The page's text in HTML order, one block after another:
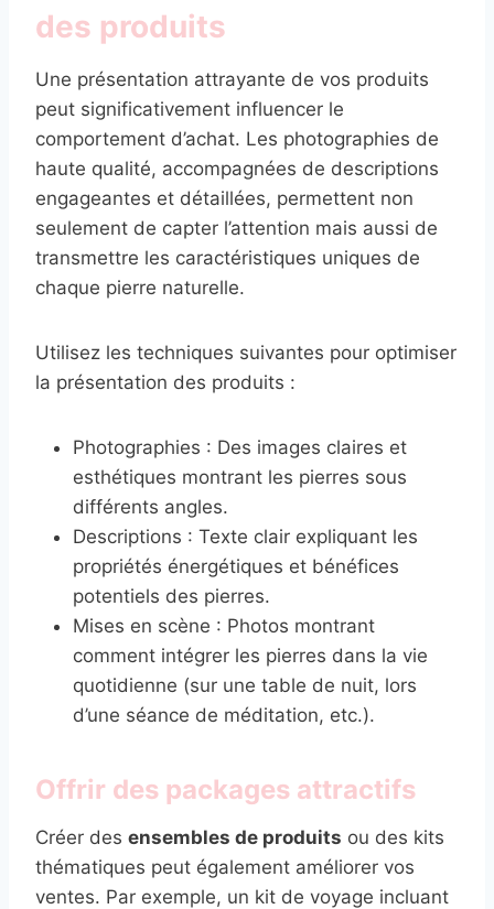
des produits
Une présentation attrayante de vos produits
peut significativement influencer le
comportement d’achat. Les photographies de
haute qualité, accompagnées de descriptions
engageantes et détaillées, permettent non
seulement de capter l’attention mais aussi de
transmettre les caractéristiques uniques de
chaque pierre naturelle.
Utilisez les techniques suivantes pour optimiser
la présentation des produits :
Photographies : Des images claires et
esthétiques montrant les pierres sous
différents angles.
Descriptions : Texte clair expliquant les
propriétés énergétiques et bénéfices
potentiels des pierres.
Mises en scène : Photos montrant
comment intégrer les pierres dans la vie
quotidienne (sur une table de nuit, lors
d’une séance de méditation, etc.).
Offrir des packages attractifs
Créer des ensembles de produits ou des kits
thématiques peut également améliorer vos
ventes. Par exemple, un kit de voyage incluant